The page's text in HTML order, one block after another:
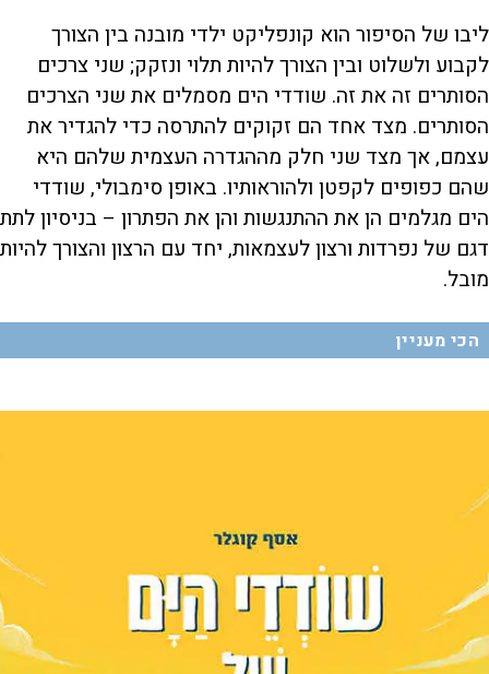
ליבו של הסיפור הוא קונפליקט ילדי מובנה בין הצורך
לקבוע ולשלוט ובין הצורך להיות תלוי ונזקק; שני צרכים
הסותרים זה את זה. שודדי הים מסמלים את שני הצרכים
הסותרים. מצד אחד הם זקוקים להתרסה כדי להגדיר את
עצמם, אך מצד שני חלק מההגדרה העצמית שלהם היא
שהם כפופים לקפטן ולהוראותיו. באופן סימבולי, שודדי
הים מגלמים הן את ההתנגשות והן את הפתרון – בניסיון לתת
דגם של נפרדות ורצון לעצמאות, יחד עם הרצון והצורך להיות
מובל.
הכי מעניין